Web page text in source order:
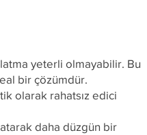
yeterli olmayabilir. Bu
bir çözümdür.
olarak rahatsız edici
daha düzgün bir